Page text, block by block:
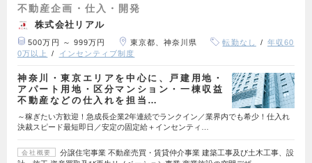
不動産企画・仕入・開発
株式会社リアル
500万円 ～ 999万円 東京都、神奈川県 転勤なし
年収60
0万以上
インセンティブ制度
神奈川・東京エリアを中心に、戸建用地・
アパート用地・区分マンション・一棟収益
不動産などの仕入れを担当…
～稼ぎたい方歓迎！急成長企業2年連続でランクイン／業界内でも希少！仕入れ
決裁スピード最短即日／安定の固定給＋インセンティ…
会社概要
分譲住宅事業 不動産売買・賃貸仲介事業 建築工事及び土木工事、設